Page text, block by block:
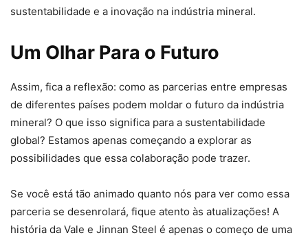
sustentabilidade e a inovação na indústria mineral.
Um Olhar Para o Futuro
Assim, fica a reflexão: como as parcerias entre empresas
de diferentes países podem moldar o futuro da indústria
mineral? O que isso significa para a sustentabilidade
global? Estamos apenas começando a explorar as
possibilidades que essa colaboração pode trazer.
Se você está tão animado quanto nós para ver como essa
parceria se desenrolará, fique atento às atualizações! A
história da Vale e Jinnan Steel é apenas o começo de uma